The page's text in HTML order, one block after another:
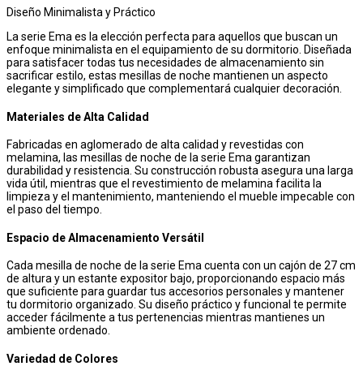
Diseño Minimalista y Práctico
La serie Ema es la elección perfecta para aquellos que buscan un
enfoque minimalista en el equipamiento de su dormitorio. Diseñada
para satisfacer todas tus necesidades de almacenamiento sin
sacrificar estilo, estas mesillas de noche mantienen un aspecto
elegante y simplificado que complementará cualquier decoración.
Materiales de Alta Calidad
Fabricadas en aglomerado de alta calidad y revestidas con
melamina, las mesillas de noche de la serie Ema garantizan
durabilidad y resistencia. Su construcción robusta asegura una larga
vida útil, mientras que el revestimiento de melamina facilita la
limpieza y el mantenimiento, manteniendo el mueble impecable con
el paso del tiempo.
Espacio de Almacenamiento Versátil
Cada mesilla de noche de la serie Ema cuenta con un cajón de 27 cm
de altura y un estante expositor bajo, proporcionando espacio más
que suficiente para guardar tus accesorios personales y mantener
tu dormitorio organizado. Su diseño práctico y funcional te permite
acceder fácilmente a tus pertenencias mientras mantienes un
ambiente ordenado.
Variedad de Colores